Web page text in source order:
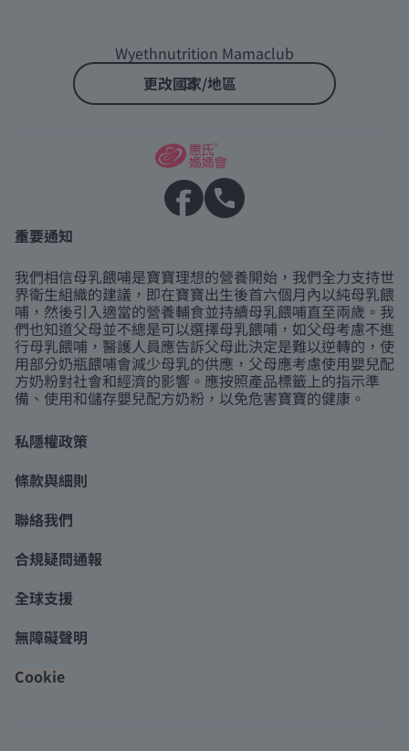
Wyethnutrition Mamaclub
更改國家/地區
重要通知
我們相信母乳餵哺是寶寶理想的營養開始，我們全力支持世
界衛生組織的建議，即在寶寶出生後首六個月內以純母乳餵
哺，然後引入適當的營養輔食並持續母乳餵哺直至兩歲。我
們也知道父母並不總是可以選擇母乳餵哺，如父母考慮不進
行母乳餵哺，醫護人員應告訴父母此決定是難以逆轉的，使
用部分奶瓶餵哺會減少母乳的供應，父母應考慮使用嬰兒配
方奶粉對社會和經濟的影響。應按照產品標籤上的指示準
備、使用和儲存嬰兒配方奶粉，以免危害寶寶的健康。
私隱權政策
條款與細則
聯絡我們
合規疑問通報
全球支援
無障礙聲明
Cookie